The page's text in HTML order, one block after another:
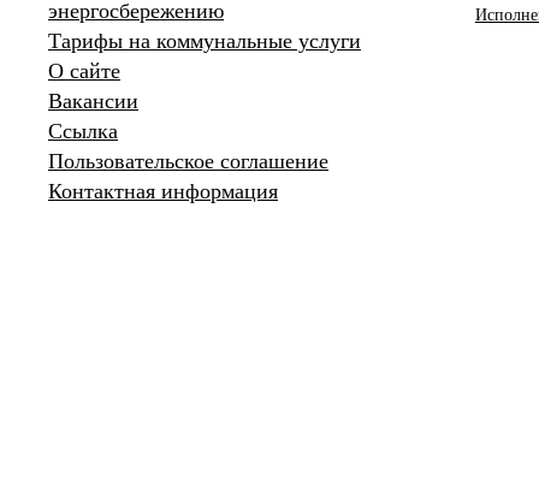
энергосбережению
Тарифы на коммунальные услуги
О сайте
Вакансии
Ссылка
Пользовательское соглашение
Контактная информация